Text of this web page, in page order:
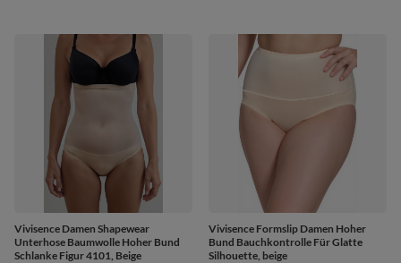
Vivisence Damen Shapewear
Unterhose Baumwolle Hoher Bund
Schlanke Figur 4101, Beige
Vivisence Formslip Damen Hoher
Bund Bauchkontrolle Für Glatte
Silhouette, beige